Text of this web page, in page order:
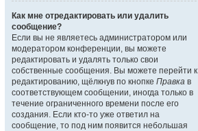
Как мне отредактировать или удалить
сообщение?
Если вы не являетесь администратором или
модератором конференции, вы можете
редактировать и удалять только свои
собственные сообщения. Вы можете перейти к
редактированию, щёлкнув по кнопке Правка в
соответствующем сообщении, иногда только в
течение ограниченного времени после его
создания. Если кто-то уже ответил на
сообщение, то под ним появится небольшая